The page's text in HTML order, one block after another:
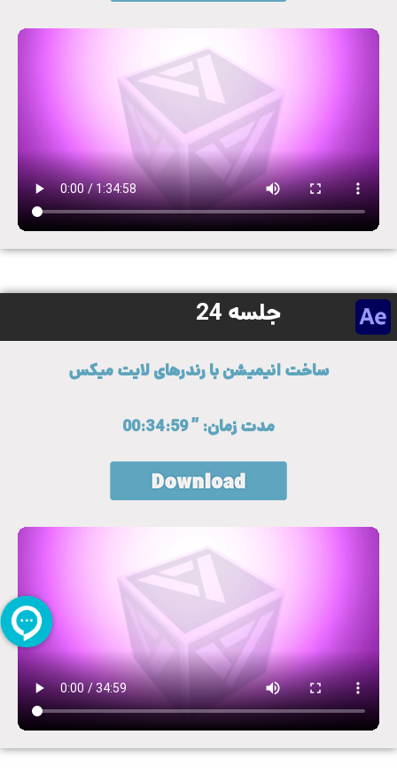
جلسه 24
ساخت انیمیشن با رندرهای لایت میکس
مدت زمان: ” 00:34:59